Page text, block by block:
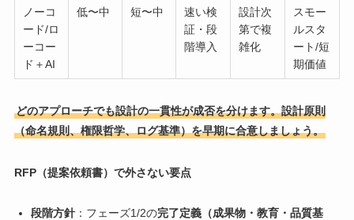
ノーコ
ード/ロ
ーコー
ド＋AI
低〜中 短〜中
速い検
証・段
階導入
設計次
第で複
雑化
スモー
ルスタ
ート/短
期価値
どのアプローチでも設計の一貫性が成否を分けます。設計原則
（命名規則、権限哲学、ログ基準）を早期に合意しましょう。
RFP（提案依頼書）で外さない要点
段階方針：フェーズ1/2の完了定義（成果物・教育・品質基